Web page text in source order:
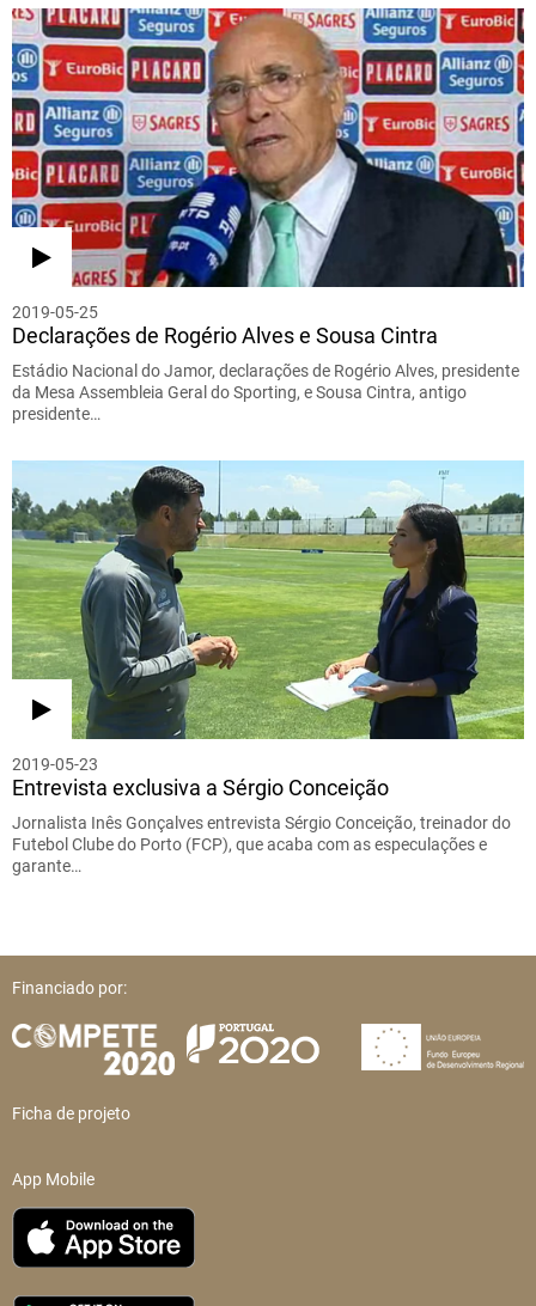
2019-05-25
Declarações de Rogério Alves e Sousa Cintra
Estádio Nacional do Jamor, declarações de Rogério Alves, presidente
da Mesa Assembleia Geral do Sporting, e Sousa Cintra, antigo
presidente…
2019-05-23
Entrevista exclusiva a Sérgio Conceição
Jornalista Inês Gonçalves entrevista Sérgio Conceição, treinador do
Futebol Clube do Porto (FCP), que acaba com as especulações e
garante…
Financiado por:
Ficha de projeto
App Mobile